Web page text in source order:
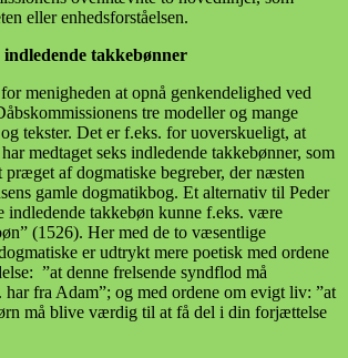
eller enhedsforståelsen.
indledende takkebønner
menigheden at opnå genkendelighed ved
tre modeller og mange
tekster. Det er f.eks. for uoverskueligt, at
medtaget seks indledende takkebønner, som
præget af dogmatiske begreber, der næsten
gamle dogmatikbog. Et alternativ til Peder
indledende takkebøn kunne f.eks. være
(1526). Her med de to væsentlige
er udtrykt mere poetisk med ordene
”at denne frelsende syndflod må
fra Adam”; og med ordene om evigt liv: ”at
må blive værdig til at få del i din forjættelse